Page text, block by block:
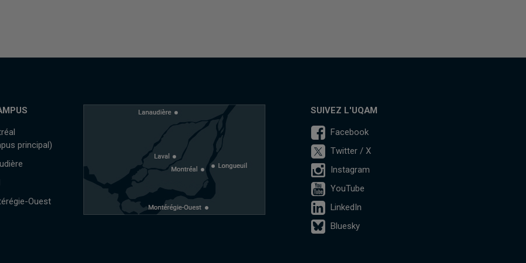
principal)
Ouest
SUIVEZ L'UQAM
Facebook
Twitter / X
Instagram
YouTube
LinkedIn
Bluesky